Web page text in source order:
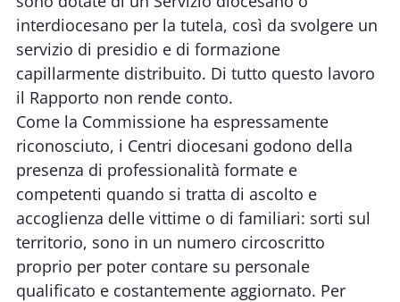
interdiocesano per la tutela, così da svolgere un
servizio di presidio e di formazione
capillarmente distribuito. Di tutto questo lavoro
il Rapporto non rende conto.
Come la Commissione ha espressamente
riconosciuto, i Centri diocesani godono della
presenza di professionalità formate e
competenti quando si tratta di ascolto e
accoglienza delle vittime o di familiari: sorti sul
territorio, sono in un numero circoscritto
proprio per poter contare su personale
qualificato e costantemente aggiornato. Per